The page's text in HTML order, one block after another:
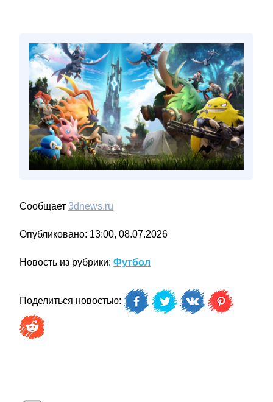
Сообщает 3dnews.ru
Опубликовано: 13:00, 08.07.2026
Новость из рубрики: Футбол
Поделиться новостью: